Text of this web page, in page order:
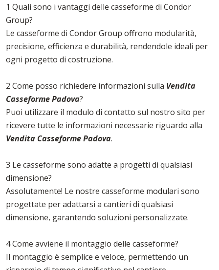
1 Quali sono i vantaggi delle casseforme di Condor
Group?
Le casseforme di Condor Group offrono modularità,
precisione, efficienza e durabilità, rendendole ideali per
ogni progetto di costruzione.
2 Come posso richiedere informazioni sulla Vendita
Casseforme Padova?
Puoi utilizzare il modulo di contatto sul nostro sito per
ricevere tutte le informazioni necessarie riguardo alla
Vendita Casseforme Padova.
3 Le casseforme sono adatte a progetti di qualsiasi
dimensione?
Assolutamente! Le nostre casseforme modulari sono
progettate per adattarsi a cantieri di qualsiasi
dimensione, garantendo soluzioni personalizzate.
4 Come avviene il montaggio delle casseforme?
Il montaggio è semplice e veloce, permettendo un